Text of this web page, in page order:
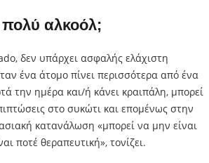
πολύ αλκοόλ;
δεν υπάρχει ασφαλής ελάχιστη
ένα άτομο πίνει περισσότερα από ένα
την ημέρα και/ή κάνει κραιπάλη, μπορεί
στο συκώτι και επομένως στην
κατανάλωση «μπορεί να μην είναι
ποτέ θεραπευτική», τονίζει.